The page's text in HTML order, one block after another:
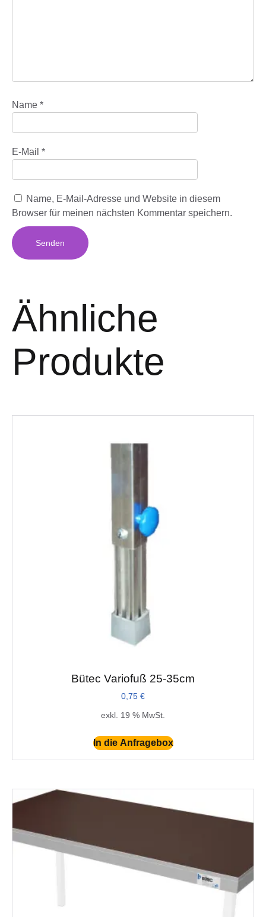
Name *
E-Mail *
Name, E-Mail-Adresse und Website in diesem
Browser für meinen nächsten Kommentar speichern.
Ähnliche
Produkte
Bütec Variofuß 25-35cm
0,75 €
exkl. 19 % MwSt.
In die Anfragebox